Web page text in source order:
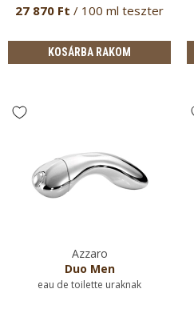
27 870 Ft / 100 ml teszter
KOSÁRBA RAKOM
Azzaro
Duo Men
eau de toilette uraknak